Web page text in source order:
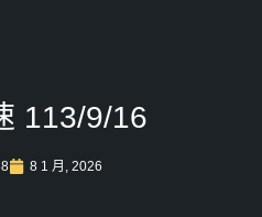
113/9/16
8 1 月, 2026